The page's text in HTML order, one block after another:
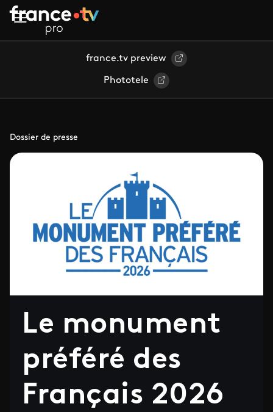
Aller au contenu principal
france.tv preview
Phototele
Dossier de presse
Le monument
préféré des
Français 2026